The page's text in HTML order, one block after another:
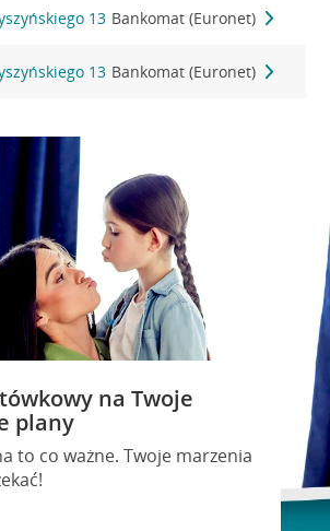
13 Bankomat (Euronet)
13 Bankomat (Euronet)
na Twoje
plany
to co ważne. Twoje marzenia